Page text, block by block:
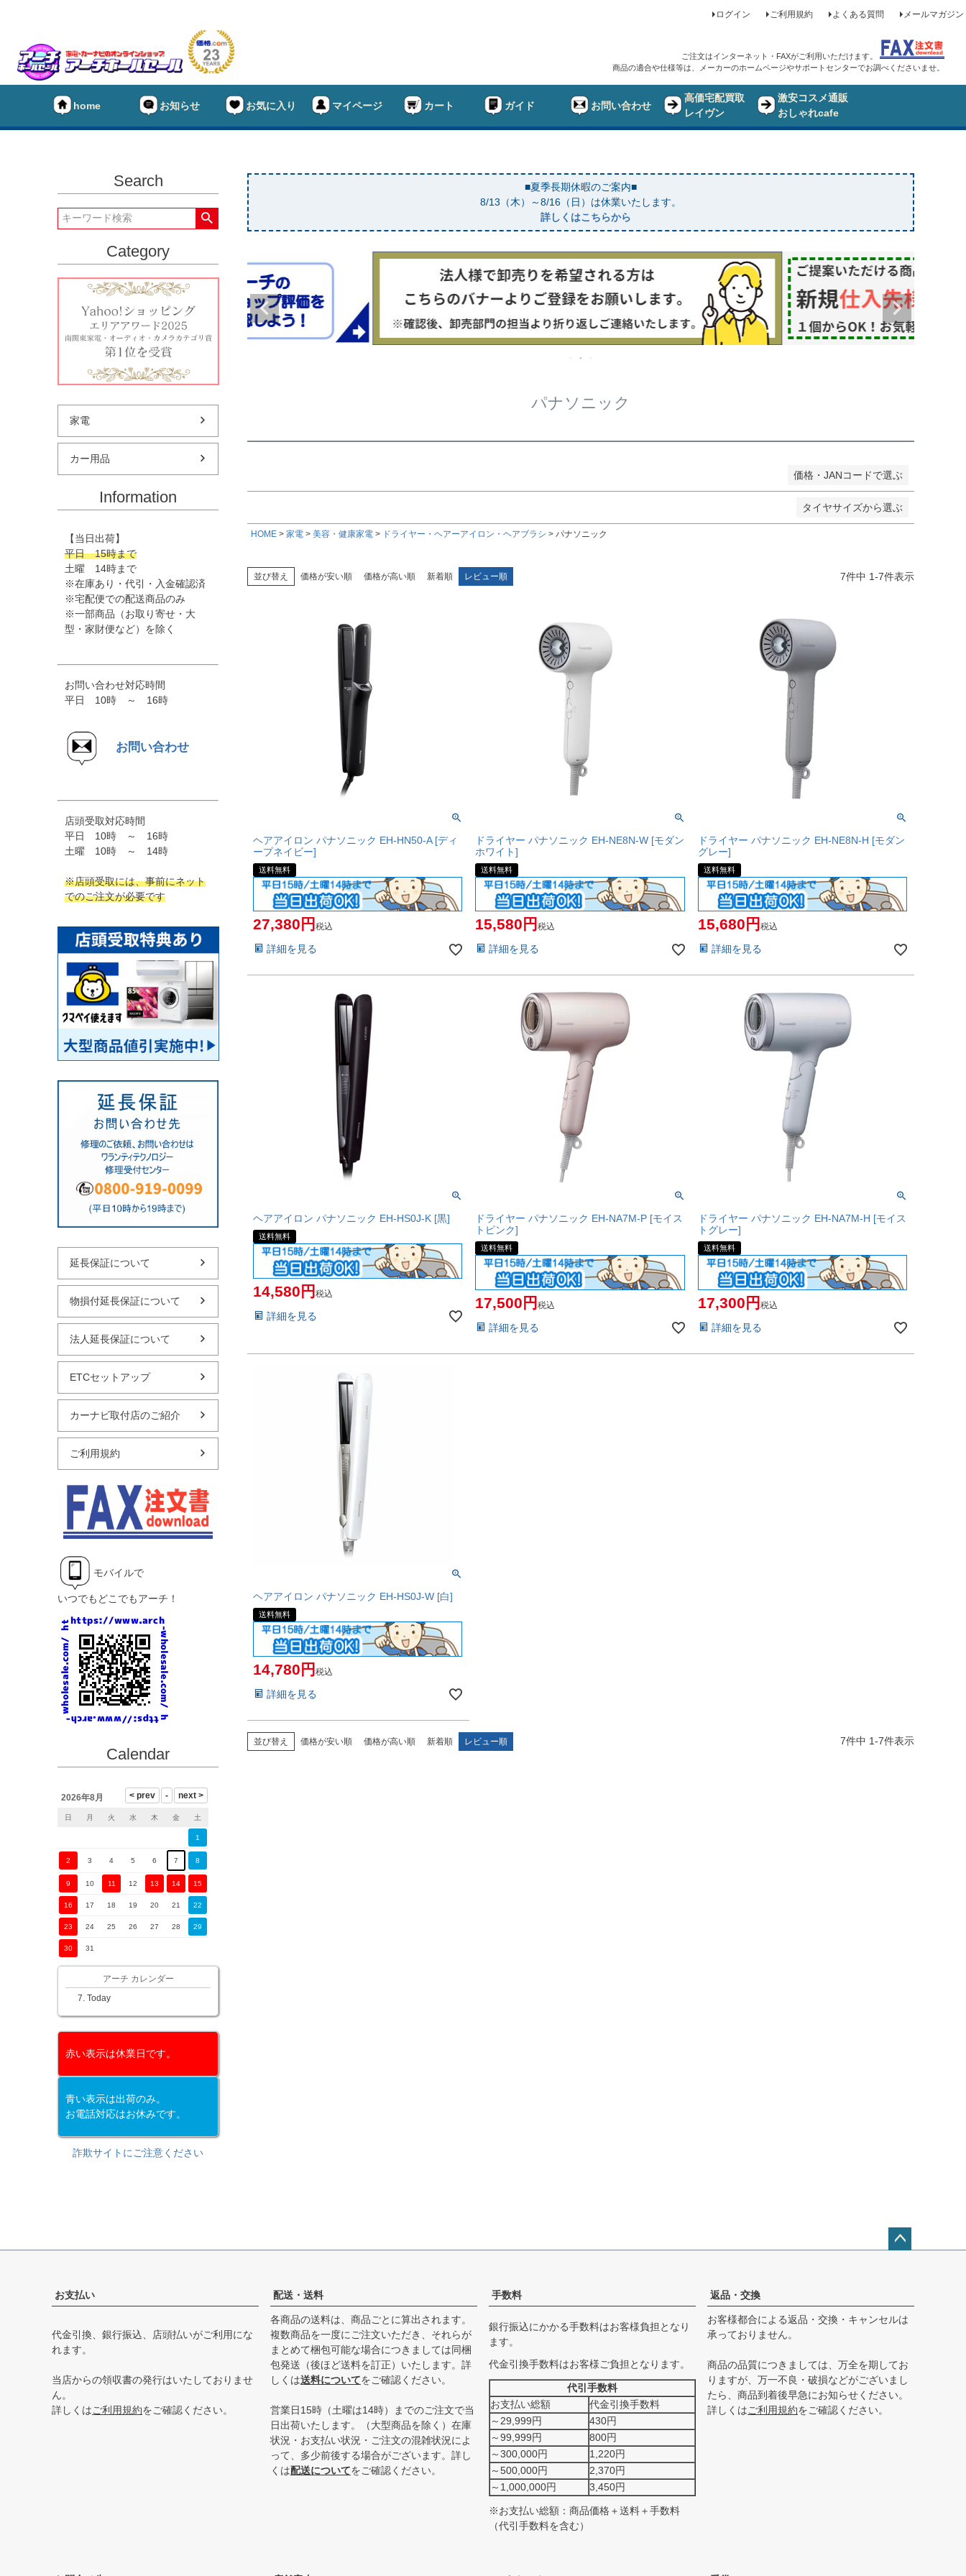
ログイン ご利用規約 よくある質問 メールマガジン
ご注文はインターネット・FAXがご利用いただけます。
商品の適合や仕様等は、メーカーのホームページやサポートセンターでお調べくださいませ。
home お知らせ お気に入り マイページ カート ガイド お問い合わせ
高価宅配買取
レイヴン
激安コスメ通販
おしゃれcafe
Search
Category
家電
カー用品
Information
【当日出荷】
平日 15時まで
土曜 14時まで
※在庫あり・代引・入金確認済
※宅配便での配送商品のみ
※一部商品（お取り寄せ・大
型・家財便など）を除く
お問い合わせ対応時間
平日 10時 ～ 16時
お問い合わせ
店頭受取対応時間
平日 10時 ～ 16時
土曜 10時 ～ 14時
※店頭受取には、事前にネット
でのご注文が必要です
延長保証について
物損付延長保証について
法人延長保証について
ETCセットアップ
カーナビ取付店のご紹介
ご利用規約
モバイルで
いつでもどこでもアーチ！
Calendar
2026年8月
日 月 火 水 木 金 土
1
2 3 4 5 6 7 8
9 10 11 12 13 14 15
16 17 18 19 20 21 22
23 24 25 26 27 28 29
30 31
アーチ カレンダー
Today
赤い表示は休業日です。
青い表示は出荷のみ。
お電話対応はお休みです。
詐欺サイトにご注意ください
■夏季長期休暇のご案内■
8/13（木）～8/16（日）は休業いたします。
詳しくはこちらから
パナソニック
価格・JANコードで選ぶ
キーワード
在庫なし商品
在庫なし商品を表示しない
検索
タイヤサイズから選ぶ
★タイヤ幅
HOME 家電 美容・健康家電 ドライヤー・ヘアーアイロン・ヘアブラシ パナソニック
並び替え 価格が安い順 価格が高い順 新着順 レビュー順 7件中 1-7件表示
ヘアアイロン パナソニック EH-HN50-A [ディ
ープネイビー]
送料無料
27,380 税込
詳細を見る
ドライヤー パナソニック EH-NE8N-W [モダン
ホワイト]
送料無料
15,580 税込
詳細を見る
ドライヤー パナソニック EH-NE8N-H [モダン
グレー]
送料無料
15,680 税込
詳細を見る
ヘアアイロン パナソニック EH-HS0J-K [黒]
送料無料
14,580 税込
詳細を見る
ドライヤー パナソニック EH-NA7M-P [モイス
トピンク]
送料無料
17,500 税込
詳細を見る
ドライヤー パナソニック EH-NA7M-H [モイス
トグレー]
送料無料
17,300 税込
詳細を見る
ヘアアイロン パナソニック EH-HS0J-W [白]
送料無料
14,780 税込
詳細を見る
並び替え 価格が安い順 価格が高い順 新着順 レビュー順 7件中 1-7件表示
へ
お支払い
代金引換、銀行振込、店頭払いがご利用にな
れます。
当店からの領収書の発行はいたしておりませ
ん。
詳しくはご利用規約をご確認ください。
配送・送料
各商品の送料は、商品ごとに算出されます。
複数商品を一度にご注文いただき、それらが
まとめて梱包可能な場合につきましては同梱
包発送（後ほど送料を訂正）いたします。詳
しくは送料についてをご確認ください。
営業日15時（土曜は14時）までのご注文で当
日出荷いたします。（大型商品を除く）在庫
状況・お支払い状況・ご注文の混雑状況によ
って、多少前後する場合がございます。詳し
くは配送についてをご確認ください。
手数料
銀行振込にかかる手数料はお客様負担となり
ます。
代金引換手数料はお客様ご負担となります。
代引手数料
お支払い総額
代金引換手数料
～29,999円
430円
～99,999円
800円
～300,000円
1,220円
～500,000円
2,370円
～1,000,000円
3,450円
※お支払い総額：商品価格＋送料＋手数料
（代引手数料を含む）
返品・交換
お客様都合による返品・交換・キャンセルは
承っておりません。
商品の品質につきましては、万全を期してお
りますが、万一不良・破損などがございまし
たら、商品到着後早急にお知らせください。
詳しくはご利用規約をご確認ください。